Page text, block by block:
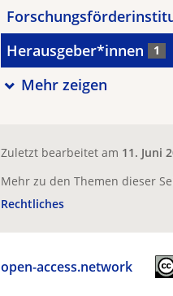
Herausgeber*innen 1
Mehr zeigen
Zuletzt bearbeitet am 11. Juni
Mehr zu den Themen dieser
Rechtliches
open-access.network